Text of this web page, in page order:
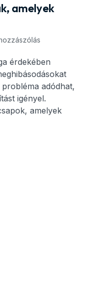
amelyek
érdekében
adódhat,
igényel.
amelyek